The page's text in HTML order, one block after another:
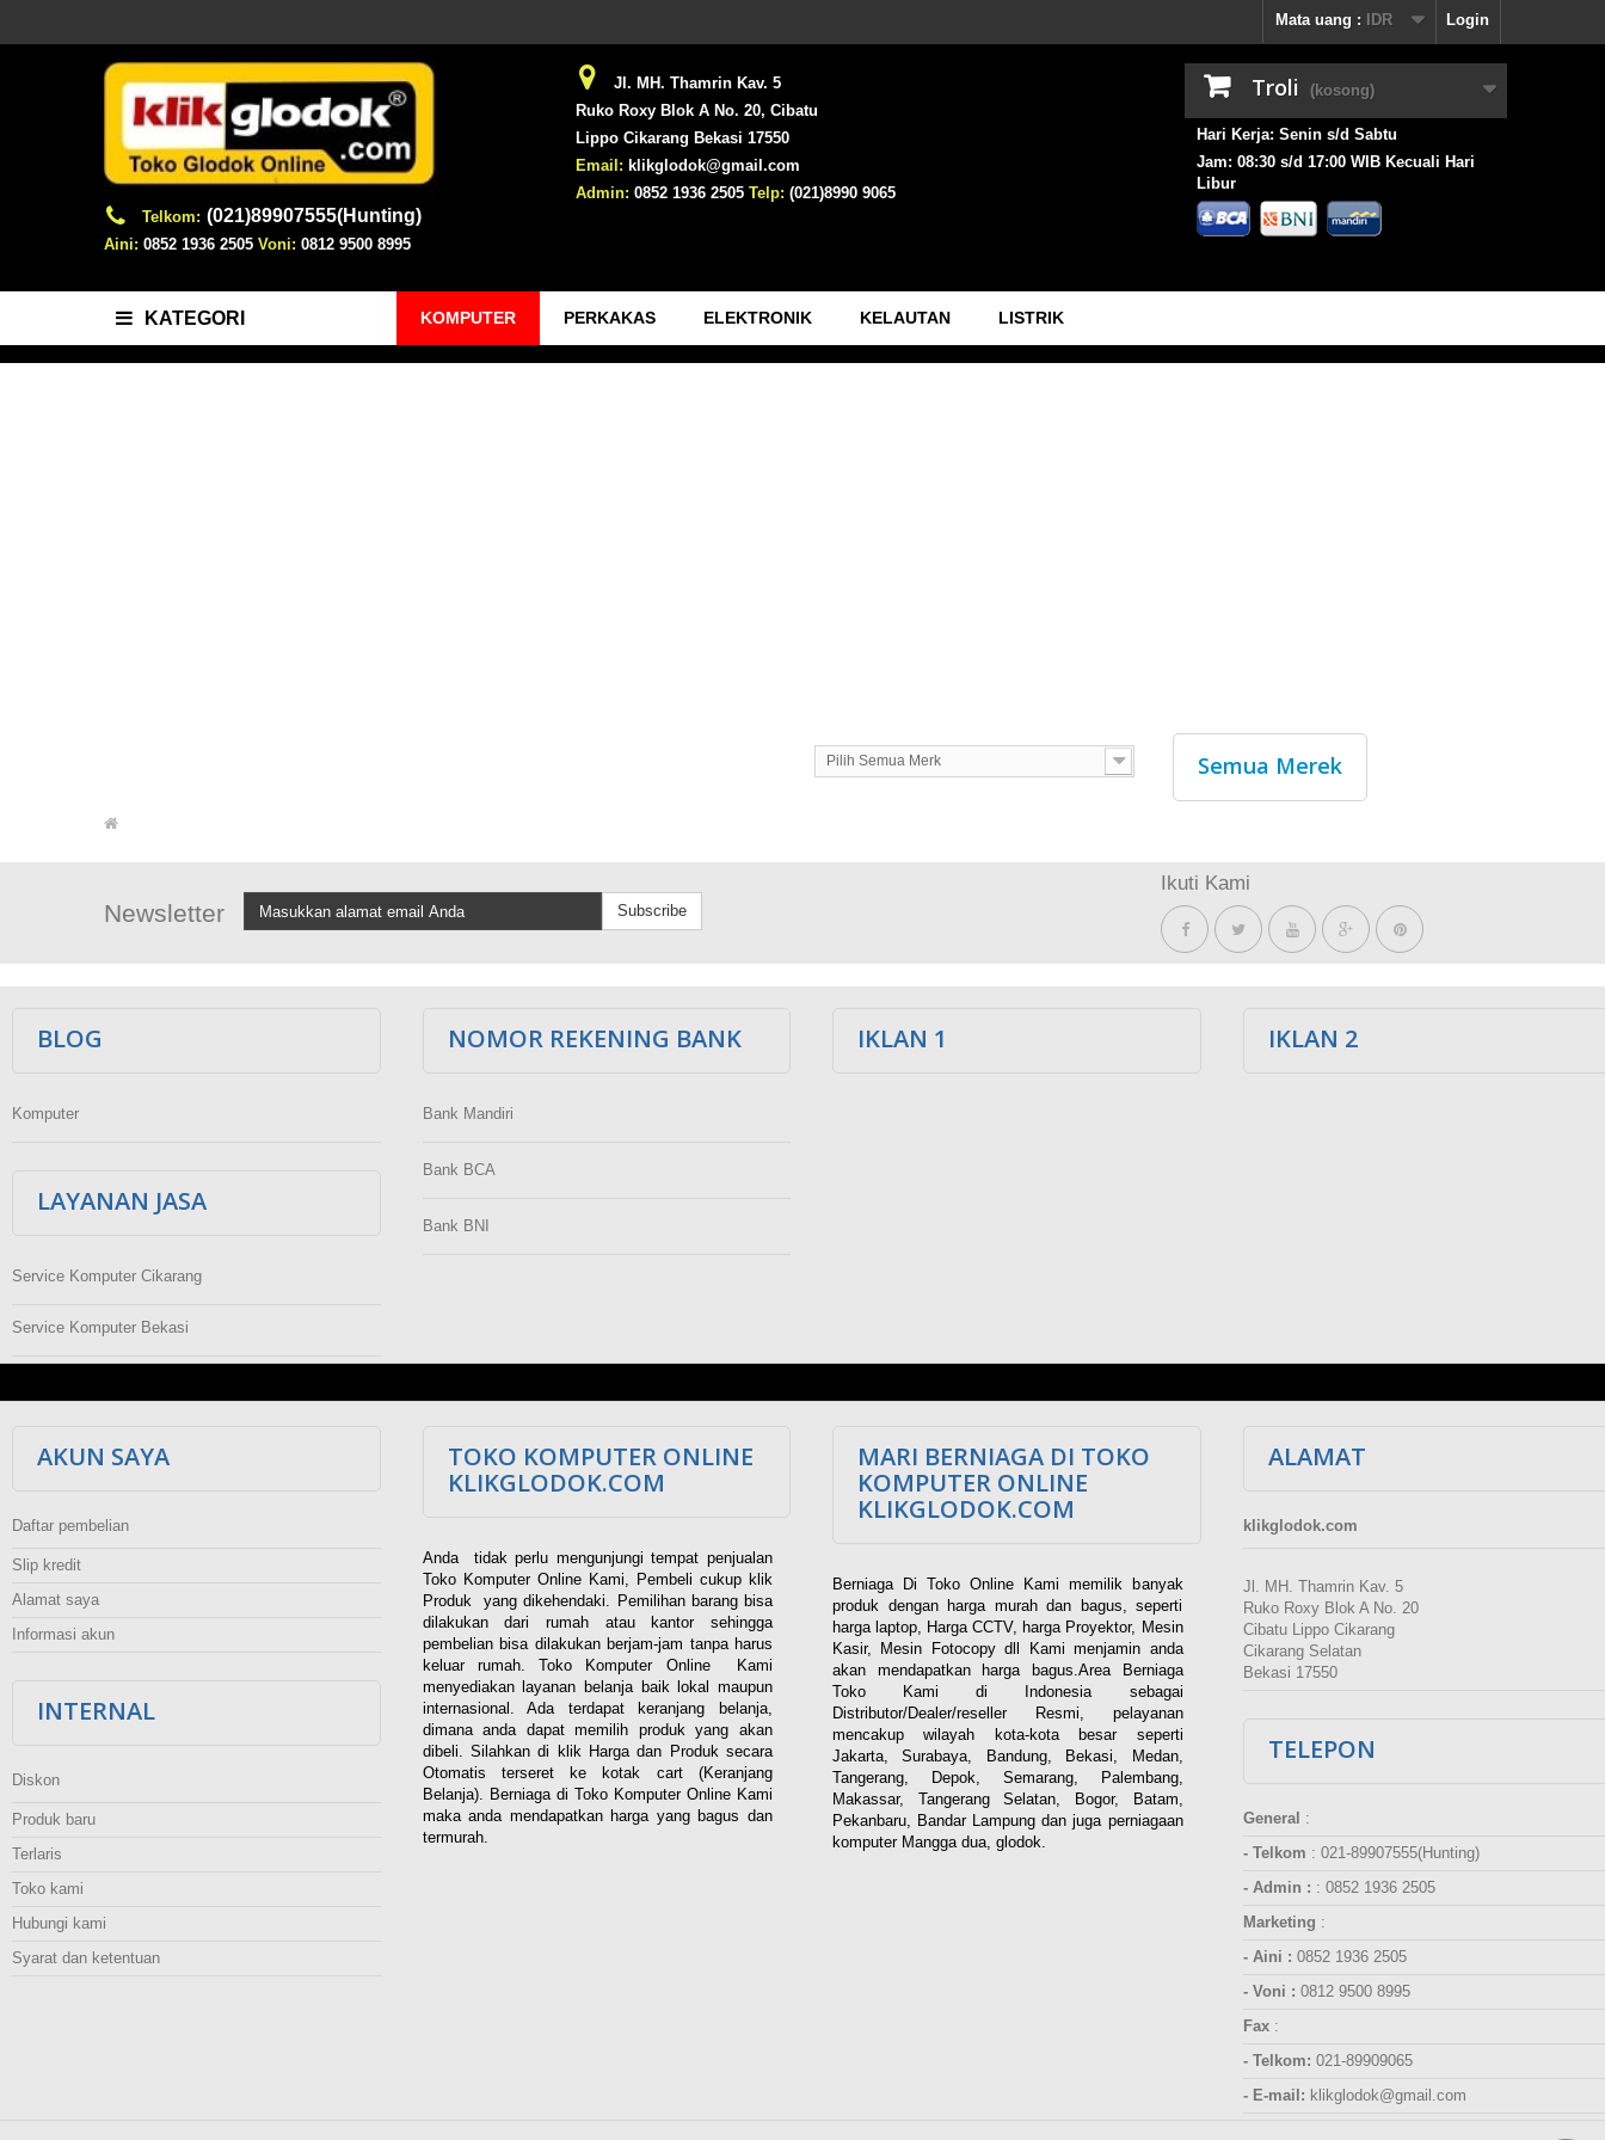
Login
Mata uang : IDR
Telkom: (021)89907555(Hunting)
Aini: 0852 1936 2505 Voni: 0812 9500 8995
Jl. MH. Thamrin Kav. 5
Ruko Roxy Blok A No. 20, Cibatu
Lippo Cikarang Bekasi 17550
Email: klikglodok@gmail.com
Admin: 0852 1936 2505 Telp: (021)8990 9065
Troli (kosong)
Hari Kerja: Senin s/d Sabtu
Jam: 08:30 s/d 17:00 WIB Kecuali Hari
Libur
KATEGORI KOMPUTER PERKAKAS ELEKTRONIK KELAUTAN LISTRIK
Pilih Semua Merk Semua Merek
Newsletter Subscribe
Ikuti Kami
BLOG
Komputer
LAYANAN JASA
Service Komputer Cikarang
Service Komputer Bekasi
NOMOR REKENING BANK
Bank Mandiri
Bank BCA
Bank BNI
IKLAN 1 IKLAN 2
AKUN SAYA
Daftar pembelian
Slip kredit
Alamat saya
Informasi akun
INTERNAL
Diskon
Produk baru
Terlaris
Toko kami
Hubungi kami
Syarat dan ketentuan
TOKO KOMPUTER ONLINE
KLIKGLODOK.COM
Anda tidak perlu mengunjungi tempat penjualan
Toko Komputer Online Kami, Pembeli cukup klik
Produk yang dikehendaki. Pemilihan barang bisa
dilakukan dari rumah atau kantor sehingga
pembelian bisa dilakukan berjam-jam tanpa harus
keluar rumah. Toko Komputer Online Kami
menyediakan layanan belanja baik lokal maupun
internasional. Ada terdapat keranjang belanja,
dimana anda dapat memilih produk yang akan
dibeli. Silahkan di klik Harga dan Produk secara
Otomatis terseret ke kotak cart (Keranjang
Belanja). Berniaga di Toko Komputer Online Kami
maka anda mendapatkan harga yang bagus dan
termurah.
MARI BERNIAGA DI TOKO
KOMPUTER ONLINE
KLIKGLODOK.COM
Berniaga Di Toko Online Kami memilik banyak
produk dengan harga murah dan bagus, seperti
harga laptop, Harga CCTV, harga Proyektor, Mesin
Kasir, Mesin Fotocopy dll Kami menjamin anda
akan mendapatkan harga bagus.Area Berniaga
Toko Kami di Indonesia sebagai
Distributor/Dealer/reseller Resmi, pelayanan
mencakup wilayah kota-kota besar seperti
Jakarta, Surabaya, Bandung, Bekasi, Medan,
Tangerang, Depok, Semarang, Palembang,
Makassar, Tangerang Selatan, Bogor, Batam,
Pekanbaru, Bandar Lampung dan juga perniagaan
komputer Mangga dua, glodok.
ALAMAT
klikglodok.com
Jl. MH. Thamrin Kav. 5
Ruko Roxy Blok A No. 20
Cibatu Lippo Cikarang
Cikarang Selatan
Bekasi 17550
TELEPON
General :
- Telkom : 021-89907555(Hunting)
- Admin : : 0852 1936 2505
Marketing :
- Aini : 0852 1936 2505
- Voni : 0812 9500 8995
Fax:
- Telkom: 021-89909065
- E-mail: klikglodok@gmail.com